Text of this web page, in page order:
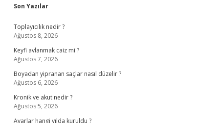
Sidebar
Son Yazılar
Toplayıcılık nedir ?
Ağustos 8, 2026
Keyfi avlanmak caiz mi ?
Ağustos 7, 2026
Boyadan yipranan saçlar nasıl düzelir ?
Ağustos 6, 2026
Kronik ve akut nedir ?
Ağustos 5, 2026
Avarlar hangi yılda kuruldu ?